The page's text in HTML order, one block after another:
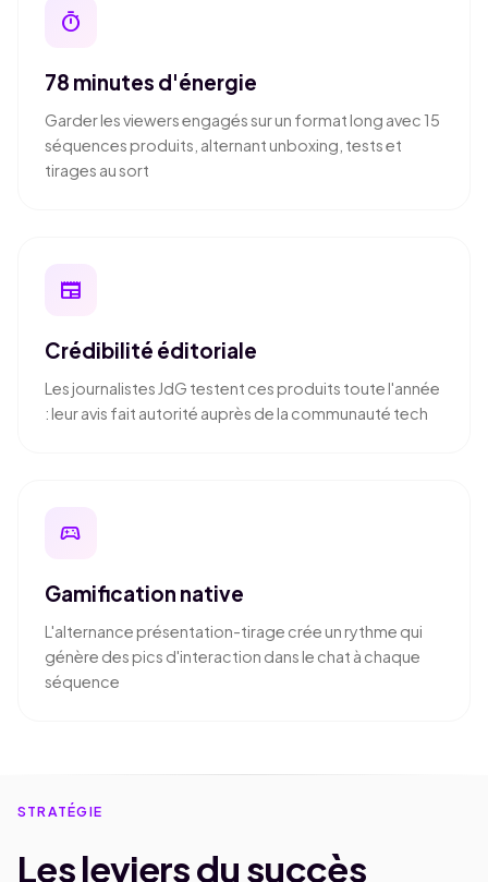
timer
78 minutes d'énergie
Garder les viewers engagés sur un format long avec 15
séquences produits, alternant unboxing, tests et
tirages au sort
newspaper
Crédibilité éditoriale
Les journalistes JdG testent ces produits toute l'année
: leur avis fait autorité auprès de la communauté tech
sports_esports
Gamification native
L'alternance présentation-tirage crée un rythme qui
génère des pics d'interaction dans le chat à chaque
séquence
STRATÉGIE
Les leviers du succès